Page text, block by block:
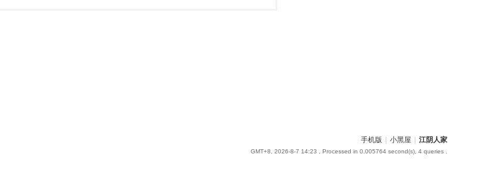
手机版 小黑屋 江阴人家
GMT+8, 2026-8-7 14:23 , Processed in 0.005764 second(s), 4 queries .